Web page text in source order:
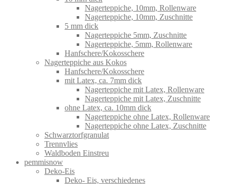
Nagerteppiche, 10mm, Rollenware
Nagerteppiche, 10mm, Zuschnitte
5 mm dick
Nagerteppiche 5mm, Zuschnitte
Nagerteppiche, 5mm, Rollenware
Hanfschere/Kokosschere
Nagerteppiche aus Kokos
Hanfschere/Kokosschere
mit Latex, ca. 7mm dick
Nagerteppiche mit Latex, Rollenware
Nagerteppiche mit Latex, Zuschnitte
ohne Latex, ca. 10mm dick
Nagerteppiche ohne Latex, Rollenware
Nagerteppiche ohne Latex, Zuschnitte
Schwarztorfgranulat
Trennvlies
Waldboden Einstreu
pemmisnow
Deko-Eis
Deko- Eis, verschiedenes